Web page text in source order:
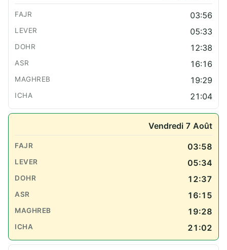
03:56
05:33
12:38
16:16
19:29
21:04
Vendredi 7 Août
03:58
05:34
12:37
16:15
19:28
21:02